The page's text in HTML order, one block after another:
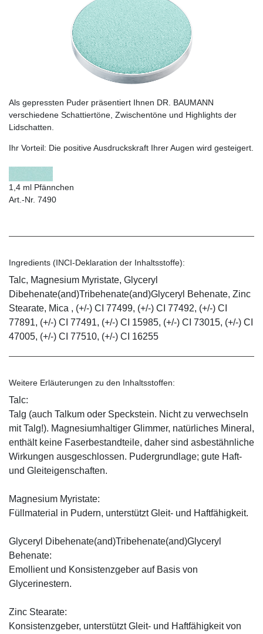
Als gepressten Puder präsentiert Ihnen DR. BAUMANN
verschiedene Schattiertöne, Zwischentöne und Highlights der
Lidschatten.
Ihr Vorteil: Die positive Ausdruckskraft Ihrer Augen wird gesteigert.
1,4 ml Pfännchen
Art.-Nr. 7490
Ingredients (INCI-Deklaration der Inhaltsstoffe):
Talc, Magnesium Myristate, Glyceryl
Dibehenate(and)Tribehenate(and)Glyceryl Behenate, Zinc
Stearate, Mica , (+/-) CI 77499, (+/-) CI 77492, (+/-) CI
77891, (+/-) CI 77491, (+/-) CI 15985, (+/-) CI 73015, (+/-) CI
47005, (+/-) CI 77510, (+/-) CI 16255
Weitere Erläuterungen zu den Inhaltsstoffen:
Talc:
Talg (auch Talkum oder Speckstein. Nicht zu verwechseln
mit Talg!). Magnesiumhaltiger Glimmer, natürliches Mineral,
enthält keine Faserbestandteile, daher sind asbestähnliche
Wirkungen ausgeschlossen. Pudergrundlage; gute Haft-
und Gleiteigenschaften.
Magnesium Myristate:
Füllmaterial in Pudern, unterstützt Gleit- und Haftfähigkeit.
Glyceryl Dibehenate(and)Tribehenate(and)Glyceryl
Behenate:
Emollient und Konsistenzgeber auf Basis von
Glycerinestern.
Zinc Stearate:
Konsistenzgeber, unterstützt Gleit- und Haftfähigkeit von